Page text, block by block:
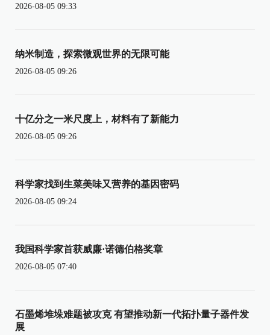
2026-08-05 09:33
纳米制造，探索微观世界的无限可能
2026-08-05 09:26
十亿分之一米尺度上，材料有了新能力
2026-08-05 09:26
科学家找到生菜美味又营养的基因密码
2026-08-05 09:24
我国科学家首获威廉·诺德伯格奖章
2026-08-05 07:40
石墨烯堆垛难题被攻克 有望推动新一代拓扑量子器件发
展